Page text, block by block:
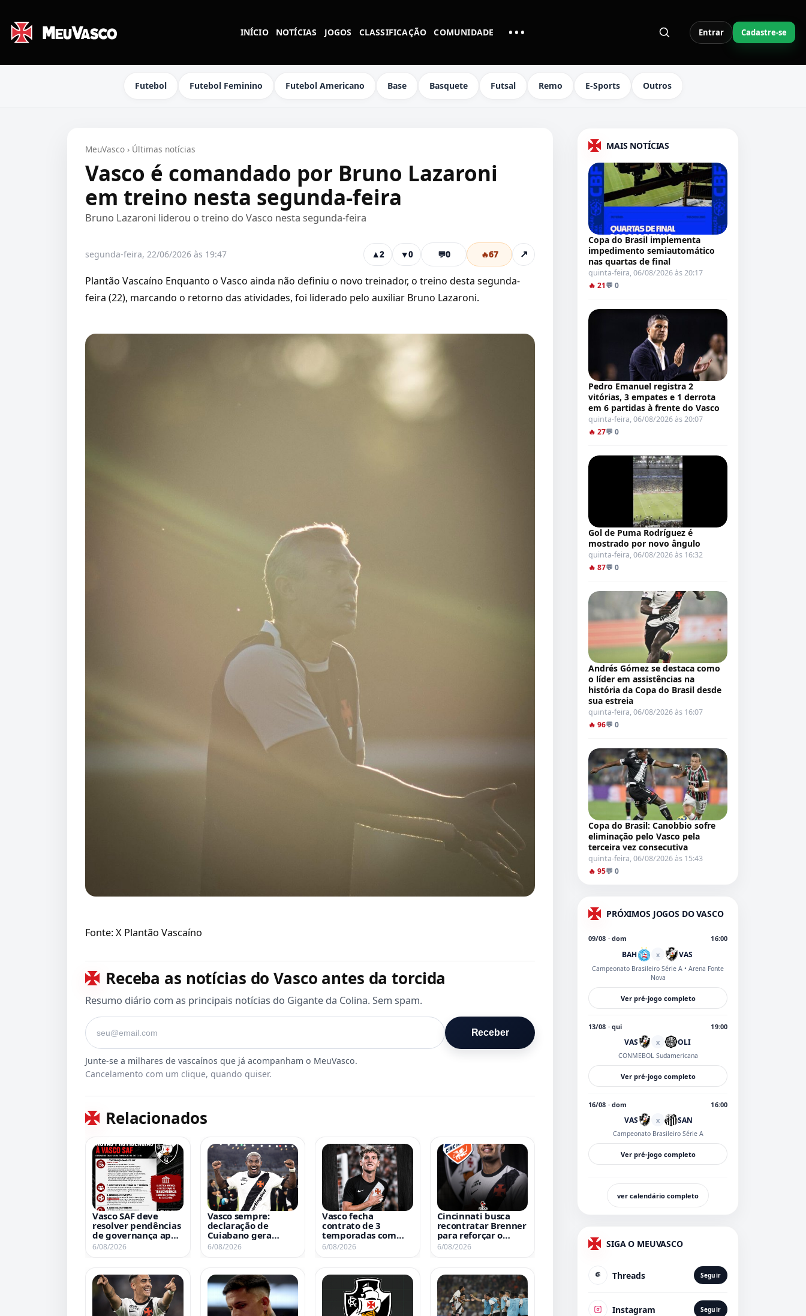
INÍCIO NOTÍCIAS JOGOS CLASSIFICAÇÃO COMUNIDADE •••MAIS LINKS DO MENU Entrar Cadastre-se
Futebol Futebol Feminino Futebol Americano Base Basquete Futsal Remo E-Sports Outros
MeuVasco › Últimas notícias
Vasco é comandado por Bruno Lazaroni
em treino nesta segunda-feira
Bruno Lazaroni liderou o treino do Vasco nesta segunda-feira
segunda-feira, 22/06/2026 às 19:47 ▲2 ▼0 💬0 🔥67 ↗
Plantão Vascaíno Enquanto o Vasco ainda não definiu o novo treinador, o treino desta segunda-
feira (22), marcando o retorno das atividades, foi liderado pelo auxiliar Bruno Lazaroni.
Fonte: X Plantão Vascaíno
Receba as notícias do Vasco antes da torcida
Resumo diário com as principais notícias do Gigante da Colina. Sem spam.
Seu e-mail
Receber
Cancelamento com um clique, quando quiser.
Relacionados
Vasco SAF deve
resolver pendências
de governança após
determinação
6/08/2026
Vasco sempre:
declaração de
Cuiabano gera
repercussão
6/08/2026
Vasco fecha
contrato de 3
temporadas com
Colidio
6/08/2026
Cincinnati busca
recontratar Brenner
para reforçar o
elenco
6/08/2026
MAIS NOTÍCIAS
Copa do Brasil implementa
impedimento semiautomático
nas quartas de final
quinta-feira, 06/08/2026 às 20:17
🔥 21💬 0
Pedro Emanuel registra 2
vitórias, 3 empates e 1 derrota
em 6 partidas à frente do Vasco
quinta-feira, 06/08/2026 às 20:07
🔥 27💬 0
Gol de Puma Rodríguez é
mostrado por novo ângulo
quinta-feira, 06/08/2026 às 16:32
🔥 87💬 0
Andrés Gómez se destaca como
o líder em assistências na
história da Copa do Brasil desde
sua estreia
quinta-feira, 06/08/2026 às 16:07
🔥 96💬 0
Copa do Brasil: Canobbio sofre
eliminação pelo Vasco pela
terceira vez consecutiva
quinta-feira, 06/08/2026 às 15:43
🔥 95💬 0
PRÓXIMOS JOGOS DO VASCO
09/08 · dom 16:00
BAH x VAS
Campeonato Brasileiro Série A • Arena Fonte
Nova
Ver pré-jogo completo
13/08 · qui 19:00
VAS x OLI
CONMEBOL Sudamericana
Ver pré-jogo completo
16/08 · dom 16:00
VAS x SAN
Campeonato Brasileiro Série A
Ver pré-jogo completo
ver calendário completo
SIGA O MEUVASCO
Threads Seguir
Instagram Seguir